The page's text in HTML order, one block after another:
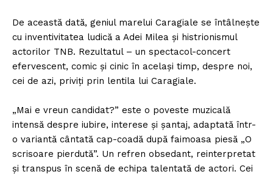
De această dată, geniul marelui Caragiale se întâlnește
cu inventivitatea ludică a Adei Milea și histrionismul
actorilor TNB. Rezultatul – un spectacol-concert
efervescent, comic și cinic în același timp, despre noi,
cei de azi, priviți prin lentila lui Caragiale.
„Mai e vreun candidat?” este o poveste muzicală
intensă despre iubire, interese și șantaj, adaptată într-
o variantă cântată cap-coadă după faimoasa piesă „O
scrisoare pierdută”. Un refren obsedant, reinterpretat
și transpus în scenă de echipa talentată de actori. Cei